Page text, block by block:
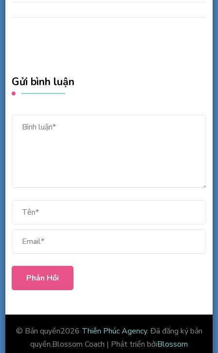
Gửi bình luận
© Bản quyền2026 Thiên Phúc Agency. Đã đăng ký bản
quyền.Blossom Coach | Phát triển bởiBlossom